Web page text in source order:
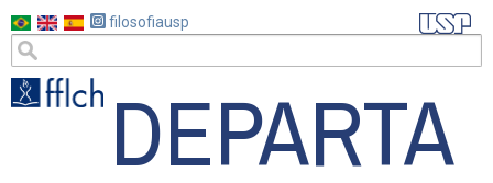
para
conteúdo
principal
filosofiausp
DEPARTA